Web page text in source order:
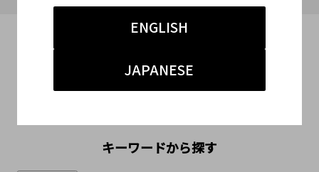
ENGLISH
JAPANESE
キーワードから探す